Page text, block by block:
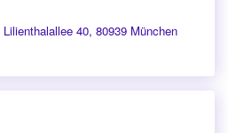
Lilienthalallee 40, 80939 München